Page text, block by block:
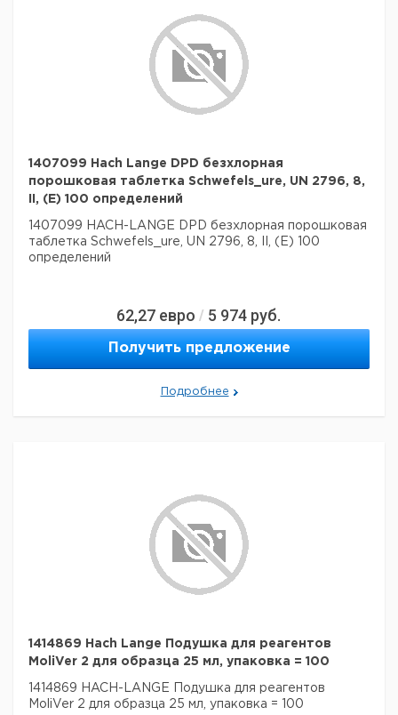
1407099 Hach Lange DPD безхлорная
порошковая таблетка Schwefels_ure, UN 2796, 8,
II, (E) 100 определений
1407099 HACH-LANGE DPD безхлорная порошковая
таблетка Schwefels_ure, UN 2796, 8, II, (E) 100
определений
62,27 евро / 5 974 руб.
Получить предложение
Подробнее
1414869 Hach Lange Подушка для реагентов
MoliVer 2 для образца 25 мл, упаковка = 100
1414869 HACH-LANGE Подушка для реагентов
MoliVer 2 для образца 25 мл, упаковка = 100